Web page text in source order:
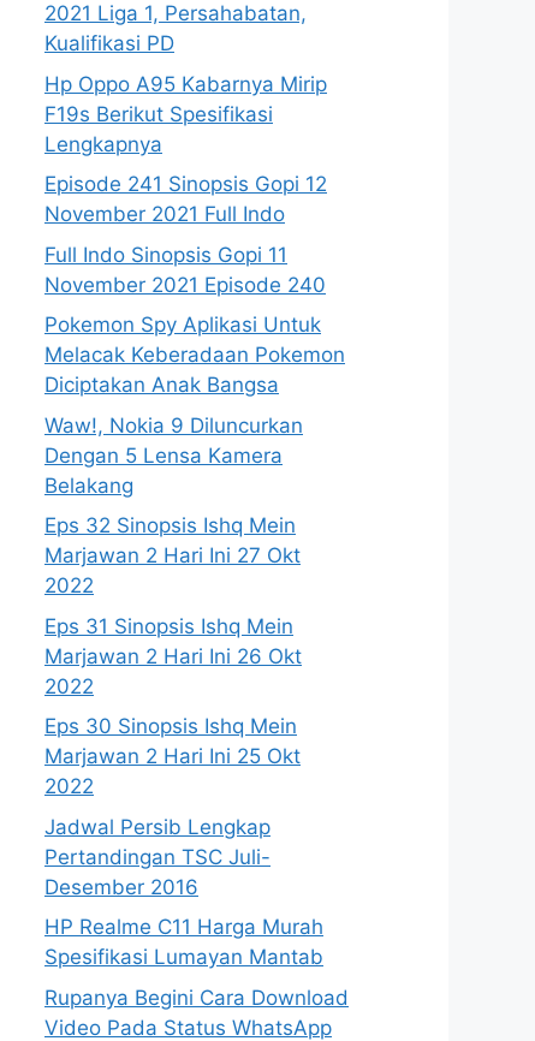
2021 Liga 1, Persahabatan,
Kualifikasi PD
Hp Oppo A95 Kabarnya Mirip
F19s Berikut Spesifikasi
Lengkapnya
Episode 241 Sinopsis Gopi 12
November 2021 Full Indo
Full Indo Sinopsis Gopi 11
November 2021 Episode 240
Pokemon Spy Aplikasi Untuk
Melacak Keberadaan Pokemon
Diciptakan Anak Bangsa
Waw!, Nokia 9 Diluncurkan
Dengan 5 Lensa Kamera
Belakang
Eps 32 Sinopsis Ishq Mein
Marjawan 2 Hari Ini 27 Okt
2022
Eps 31 Sinopsis Ishq Mein
Marjawan 2 Hari Ini 26 Okt
2022
Eps 30 Sinopsis Ishq Mein
Marjawan 2 Hari Ini 25 Okt
2022
Jadwal Persib Lengkap
Pertandingan TSC Juli-
Desember 2016
HP Realme C11 Harga Murah
Spesifikasi Lumayan Mantab
Rupanya Begini Cara Download
Video Pada Status WhatsApp